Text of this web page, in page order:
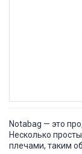
Notabag — это
Несколько
плечами, таким